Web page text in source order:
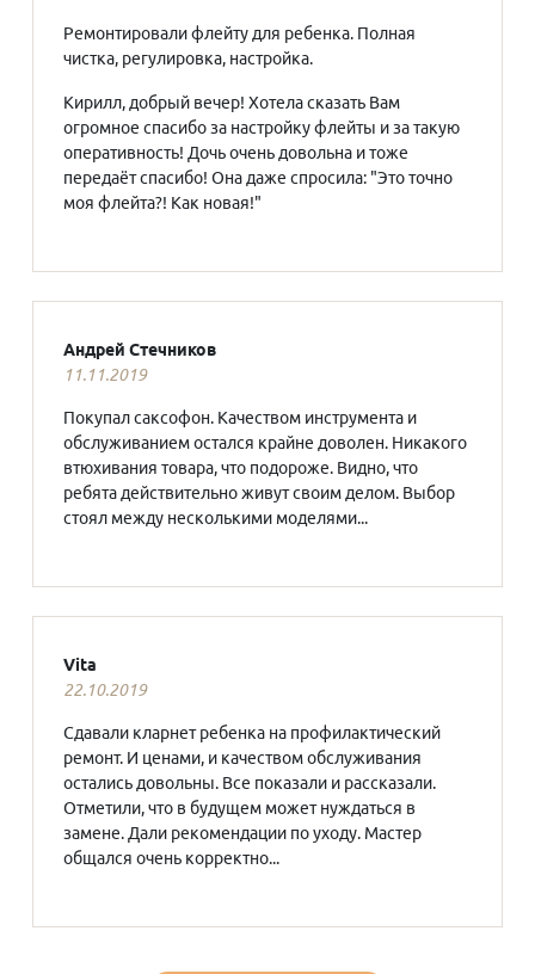
Ремонтировали флейту для ребенка. Полная
чистка, регулировка, настройка.
Кирилл, добрый вечер! Хотела сказать Вам
огромное спасибо за настройку флейты и за такую
оперативность! Дочь очень довольна и тоже
передаёт спасибо! Она даже спросила: "Это точно
моя флейта?! Как новая!"
Андрей Стечников
11.11.2019
Покупал саксофон. Качеством инструмента и
обслуживанием остался крайне доволен. Никакого
втюхивания товара, что подороже. Видно, что
ребята действительно живут своим делом. Выбор
стоял между несколькими моделями...
Vita
22.10.2019
Сдавали кларнет ребенка на профилактический
ремонт. И ценами, и качеством обслуживания
остались довольны. Все показали и рассказали.
Отметили, что в будущем может нуждаться в
замене. Дали рекомендации по уходу. Мастер
общался очень корректно...